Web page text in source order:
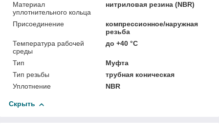
Материал
уплотнительного кольца
нитриловая резина (NBR)
Присоединение
компрессионное/наружная
резьба
Температура рабочей
среды
до +40 °C
Тип
Муфта
Тип резьбы
трубная коническая
Уплотнение
NBR
Скрыть